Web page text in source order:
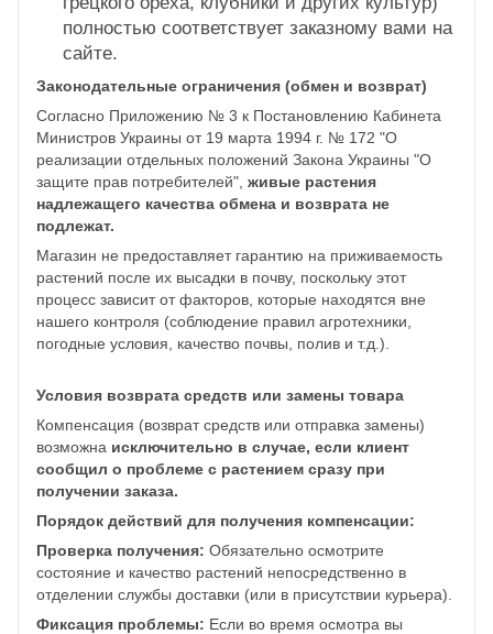
полностью соответствует заказному вами на
сайте.
Законодательные ограничения (обмен и возврат)
Согласно Приложению № 3 к Постановлению Кабинета
Министров Украины от 19 марта 1994 г. № 172 "О
реализации отдельных положений Закона Украины "О
защите прав потребителей", живые растения
надлежащего качества обмена и возврата не
подлежат.
Магазин не предоставляет гарантию на приживаемость
растений после их высадки в почву, поскольку этот
процесс зависит от факторов, которые находятся вне
нашего контроля (соблюдение правил агротехники,
погодные условия, качество почвы, полив и т.д.).
Условия возврата средств или замены товара
Компенсация (возврат средств или отправка замены)
возможна исключительно в случае, если клиент
сообщил о проблеме с растением сразу при
получении заказа.
Порядок действий для получения компенсации:
Проверка получения: Обязательно осмотрите
состояние и качество растений непосредственно в
отделении службы доставки (или в присутствии курьера).
Фиксация проблемы: Если во время осмотра вы